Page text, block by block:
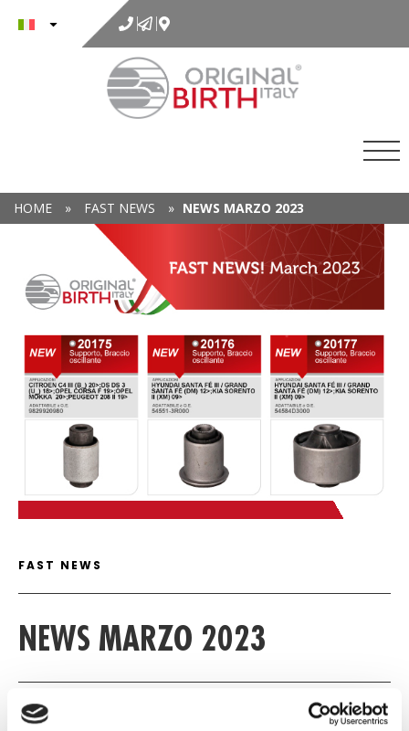
contenuto
HOME » FAST NEWS » NEWS MARZO 2023
FAST NEWS DETAIL
FAST NEWS
NEWS MARZO 2023
14 MARZO 2023